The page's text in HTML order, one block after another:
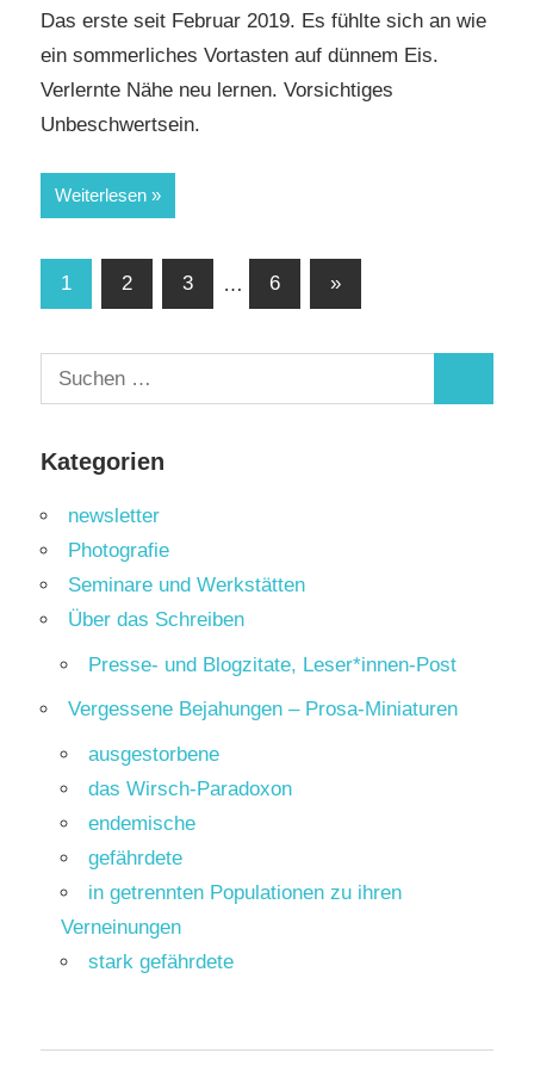
Das erste seit Februar 2019. Es fühlte sich an wie
ein sommerliches Vortasten auf dünnem Eis.
Verlernte Nähe neu lernen. Vorsichtiges
Unbeschwertsein.
Weiterlesen
Seitennummerierung
Beiträge
1 2 3 … 6
Nächste
»
Suchen
nach:
Kategorien
newsletter
Photografie
Seminare und Werkstätten
Über das Schreiben
Presse- und Blogzitate, Leser*innen-Post
Vergessene Bejahungen – Prosa-Miniaturen
ausgestorbene
das Wirsch-Paradoxon
endemische
gefährdete
in getrennten Populationen zu ihren
Verneinungen
stark gefährdete